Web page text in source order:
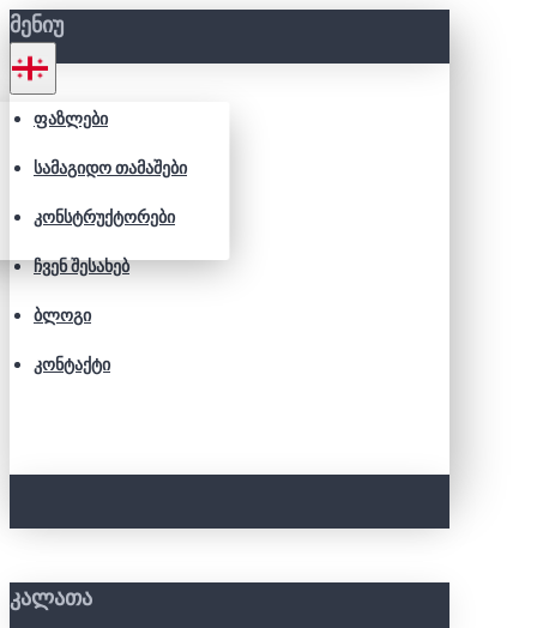
ᲛᲔᲜᲘᲣ
ᲤᲐᲖᲚᲔᲑᲘ
ᲡᲐᲛᲐᲒᲘᲓᲝ ᲗᲐᲛᲐᲨᲔᲑᲘ
ᲙᲝᲜᲡᲢᲠᲣᲥᲢᲝᲠᲔᲑᲘ
ᲩᲕᲔᲜ ᲨᲔᲡᲐᲮᲔᲑ
ᲑᲚᲝᲒᲘ
ᲙᲝᲜᲢᲐᲥᲢᲘ
ᲙᲐᲚᲐᲗᲐ